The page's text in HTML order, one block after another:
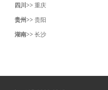
四川>> 重庆
贵州>> 贵阳
湖南>> 长沙